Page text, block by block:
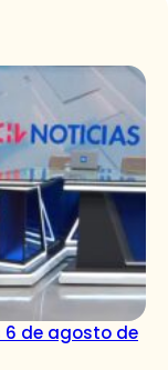
6 de agosto de